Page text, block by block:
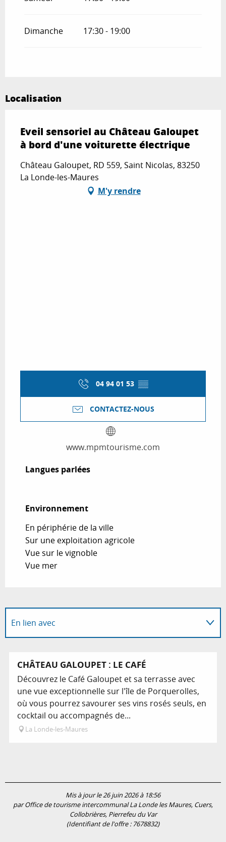
Dimanche 17:30 - 19:00
Localisation
Eveil sensoriel au Château Galoupet
à bord d'une voiturette électrique
Château Galoupet, RD 559, Saint Nicolas, 83250
La Londe-les-Maures
M'y rendre
04 94 01 53 ▒▒
CONTACTEZ-NOUS
www.mpmtourisme.com
Langues parlées
Langues parlées
Environnement
Environnement
En périphérie de la ville
Sur une exploitation agricole
Vue sur le vignoble
Vue mer
En lien avec
CHÂTEAU GALOUPET : LE CAFÉ
Découvrez le Café Galoupet et sa terrasse avec
une vue exceptionnelle sur l'île de Porquerolles,
où vous pourrez savourer ses vins rosés seuls, en
cocktail ou accompagnés de...
La Londe-les-Maures
Mis à jour le 26 juin 2026 à 18:56
par Office de tourisme intercommunal La Londe les Maures, Cuers,
Collobrières, Pierrefeu du Var
(Identifiant de l'offre : 7678832)